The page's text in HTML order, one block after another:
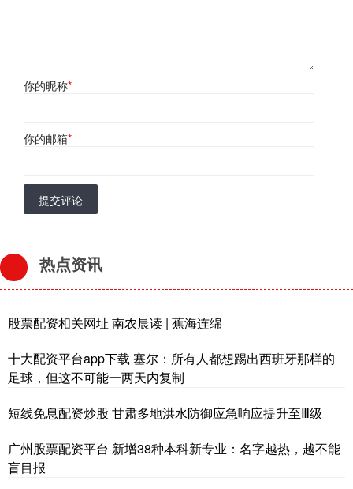
你的昵称*
你的邮箱*
提交评论
热点资讯
股票配资相关网址 南农晨读 | 蕉海连绵
十大配资平台app下载 塞尔：所有人都想踢出西班牙那样的
足球，但这不可能一两天内复制
短线免息配资炒股 甘肃多地洪水防御应急响应提升至Ⅲ级
广州股票配资平台 新增38种本科新专业：名字越热，越不能
盲目报